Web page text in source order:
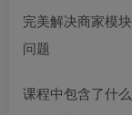
完美解决商家模
问题
课程中包含了什